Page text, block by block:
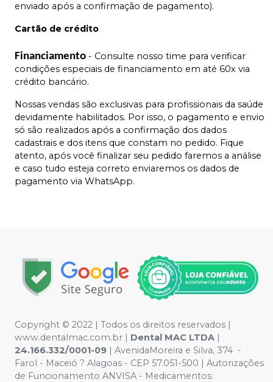
enviado após a confirmação de pagamento).
Cartão de crédito
Financiamento - Consulte nosso time para verificar
condições especiais de financiamento em até 60x via
crédito bancário.
Nossas vendas são exclusivas para profissionais da saúde
devidamente habilitados. Por isso, o pagamento e envio
só são realizados após a confirmação dos dados
cadastrais e dos itens que constam no pedido. Fique
atento, após você finalizar seu pedido faremos a análise
e caso tudo esteja correto enviaremos os dados de
pagamento via WhatsApp.
Copyright © 2022 | Todos os direitos reservados |
www.dentalmac.com.br | Dental MAC LTDA |
24.166.332/0001-09 | AvenidaMoreira e Silva, 374 -
Farol - Maceió ? Alagoas - CEP 57.051-500 | Autorizações
de Funcionamento ANVISA - Medicamentos: